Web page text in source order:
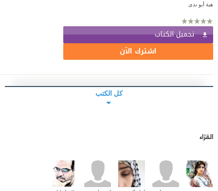
هبة أبو ندى
تحميل الكتاب
اشترك الآن
كل الكتب
القرّاء